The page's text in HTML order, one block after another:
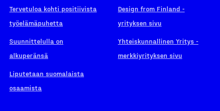
Tervetuloa kohti positiivista
työelämäpuhetta
Suunnittelulla on
alkuperänsä
Liputetaan suomalaista
osaamista
Design from Finland -
yrityksen sivu
Yhteiskunnallinen Yritys -
merkkiyrityksen sivu